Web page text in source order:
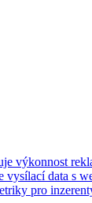
výkonnost
vysílací data s
pro